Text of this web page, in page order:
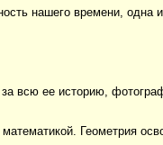
нашего времени, одна
всю ее историю,
Геометрия